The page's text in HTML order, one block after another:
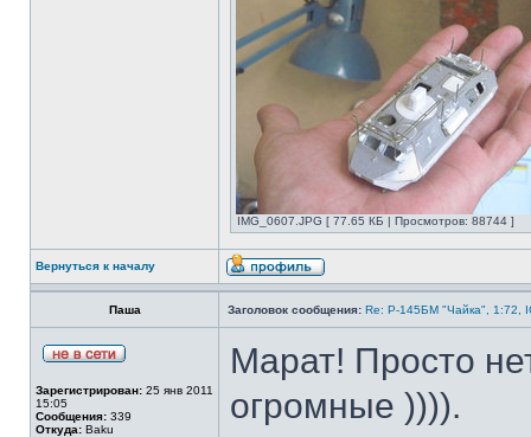
IMG_0607.JPG [ 77.65 КБ | Просмотров: 88744 ]
Вернуться к началу
Паша Заголовок сообщения: Re: Р-145БМ "Чайка", 1:72,
Зарегистрирован: 25 янв 2011
15:05
Сообщения: 339
Откуда: Baku
Марат! Просто
огромные )))).